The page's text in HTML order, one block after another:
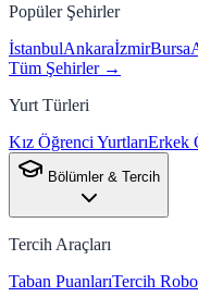
Popüler Şehirler
İstanbulAnkaraİzmirBursa
Tüm Şehirler →
Yurt Türleri
Kız Öğrenci YurtlarıErkek
Bölümler & Tercih
Tercih Araçları
Taban PuanlarıTercih